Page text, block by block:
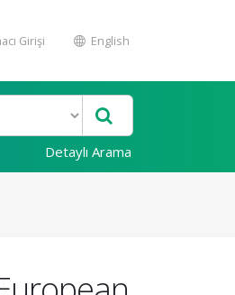
Girişi English
Detaylı Arama